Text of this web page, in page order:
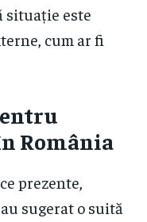
situație este
cum ar fi
România
prezente,
sugerat o suită